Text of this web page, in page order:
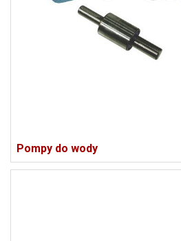
Pompy do wody